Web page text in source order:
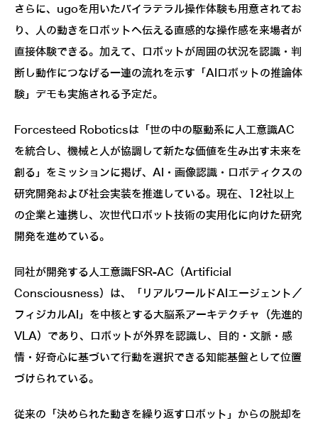
さらに、ugoを用いたバイラテラル操作体験も用意されてお
り、人の動きをロボットへ伝える直感的な操作感を来場者が
直接体験できる。加えて、ロボットが周囲の状況を認識・判
断し動作につなげる一連の流れを示す「AIロボットの推論体
験」デモも実施される予定だ。
Forcesteed Roboticsは「世の中の駆動系に人工意識AC
を統合し、機械と人が協調して新たな価値を生み出す未来を
創る」をミッションに掲げ、AI・画像認識・ロボティクスの
研究開発および社会実装を推進している。現在、12社以上
の企業と連携し、次世代ロボット技術の実用化に向けた研究
開発を進めている。
同社が開発する人工意識FSR-AC（Artificial
Consciousness）は、「リアルワールドAIエージェント／
フィジカルAI」を中核とする大脳系アーキテクチャ（先進的
VLA）であり、ロボットが外界を認識し、目的・文脈・感
情・好奇心に基づいて行動を選択できる知能基盤として位置
づけられている。
従来の「決められた動きを繰り返すロボット」からの脱却を